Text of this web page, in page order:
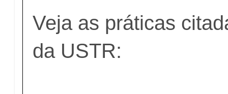
Veja as práticas
da USTR: